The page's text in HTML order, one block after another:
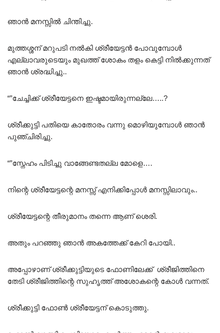
ഞാൻ മനസ്സിൽ ചിന്തിച്ചു.
മുത്തശ്ശന് മറുപടി നൽകി ശ്രീയേട്ടൻ പോവുമ്പോൾ
എല്ലാവരുടെയും മുഖത്ത് ശോകം തളം കെട്ടി നിൽക്കുന്നത്
ഞാൻ ശ്രദ്ധിച്ചു..
“”ചേച്ചിക്ക് ശ്രീയേട്ടനെ ഇഷ്ടമായിരുന്നല്ലേ…..?
ശ്രീക്കുട്ടി പതിയെ കാതോരം വന്നു മൊഴിയുമ്പോൾ ഞാൻ
പുഞ്ചിരിച്ചു.
“”സ്നേഹം പിടിച്ചു വാങ്ങേണ്ടതല്ല മോളെ….
നിന്റെ ശ്രീയേട്ടന്റെ മനസ്സ് എനിക്കിപ്പോൾ മനസ്സിലാവും..
ശ്രീയേട്ടന്റെ തീരുമാനം തന്നെ ആണ് ശെരി.
അതും പറഞ്ഞു ഞാൻ അകത്തേക്ക് കേറി പോയി..
അപ്പോഴാണ് ശ്രീക്കുട്ടിയുടെ ഫോണിലേക്ക് ശ്രീജിത്തിനെ
തേടി ശ്രീജിത്തിന്റെ സുഹൃത്ത് അശോകന്റെ കോൾ വന്നത്.
ശ്രീക്കുട്ടി ഫോൺ ശ്രീയേട്ടന് കൊടുത്തു.